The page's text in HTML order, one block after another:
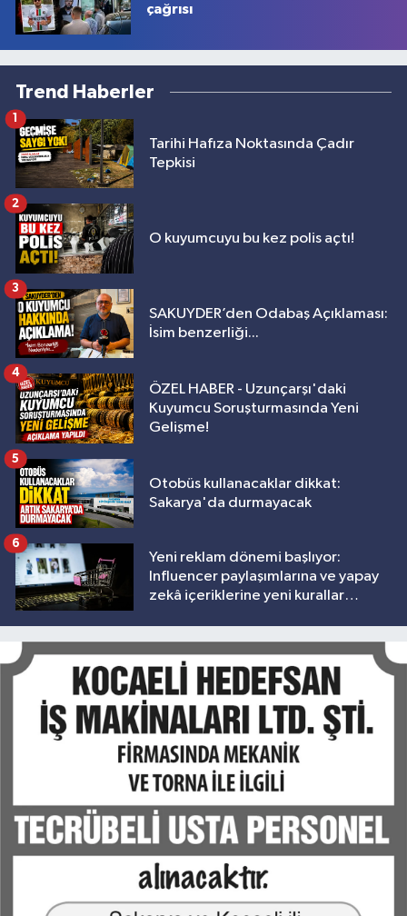
çağrısı
Trend Haberler
Tarihi Hafıza Noktasında Çadır
Tepkisi
1
O kuyumcuyu bu kez polis açtı!
2
SAKUYDER’den Odabaş Açıklaması:
İsim benzerliği...
3
ÖZEL HABER - Uzunçarşı'daki
Kuyumcu Soruşturmasında Yeni
Gelişme!
4
Otobüs kullanacaklar dikkat:
Sakarya'da durmayacak
5
Yeni reklam dönemi başlıyor:
Influencer paylaşımlarına ve yapay
zekâ içeriklerine yeni kurallar
6